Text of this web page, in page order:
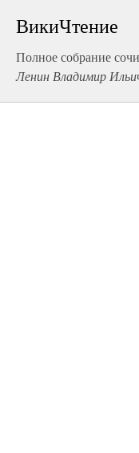
ВикиЧтение
Полное собрание
Ленин Владимир